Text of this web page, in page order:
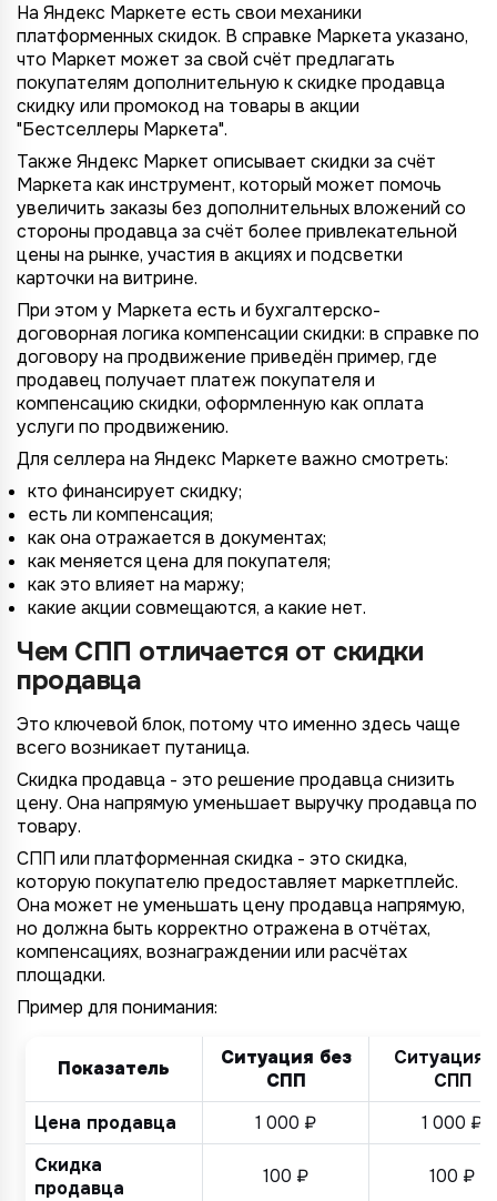
На Яндекс Маркете есть свои механики
платформенных скидок. В справке Маркета указано,
что Маркет может за свой счёт предлагать
покупателям дополнительную к скидке продавца
скидку или промокод на товары в акции
"Бестселлеры Маркета".
Также Яндекс Маркет описывает скидки за счёт
Маркета как инструмент, который может помочь
увеличить заказы без дополнительных вложений со
стороны продавца за счёт более привлекательной
цены на рынке, участия в акциях и подсветки
карточки на витрине.
При этом у Маркета есть и бухгалтерско-
договорная логика компенсации скидки: в справке по
договору на продвижение приведён пример, где
продавец получает платеж покупателя и
компенсацию скидки, оформленную как оплата
услуги по продвижению.
Для селлера на Яндекс Маркете важно смотреть:
кто финансирует скидку;
есть ли компенсация;
как она отражается в документах;
как меняется цена для покупателя;
как это влияет на маржу;
какие акции совмещаются, а какие нет.
Чем СПП отличается от скидки
продавца
Это ключевой блок, потому что именно здесь чаще
всего возникает путаница.
Скидка продавца - это решение продавца снизить
цену. Она напрямую уменьшает выручку продавца по
товару.
СПП или платформенная скидка - это скидка,
которую покупателю предоставляет маркетплейс.
Она может не уменьшать цену продавца напрямую,
но должна быть корректно отражена в отчётах,
компенсациях, вознаграждении или расчётах
площадки.
Пример для понимания:
Показатель
Ситуация без
СПП
Ситуация
СПП
Цена продавца
1 000 ₽
1 000 ₽
Скидка
продавца
100 ₽ 100 ₽